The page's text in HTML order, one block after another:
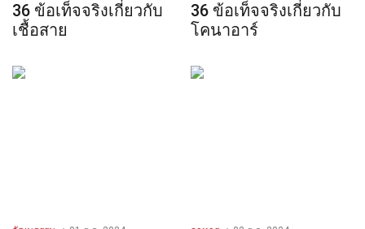
36 ข้อเท็จจริงเกี่ยวกับ
เชื้อสาย
36 ข้อเท็จจริงเกี่ยวกับ
โคนาอาร์